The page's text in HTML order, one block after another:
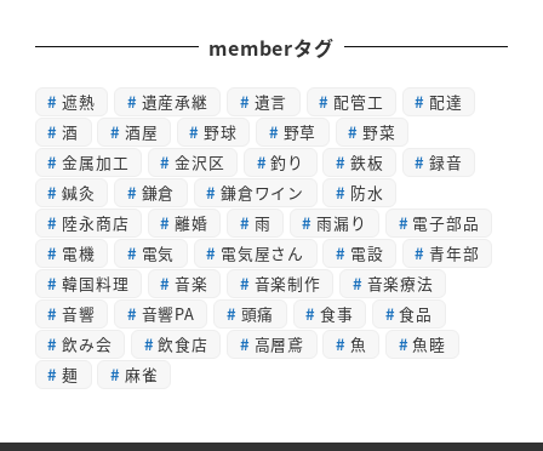
memberタグ
遮熱 遺産承継 遺言 配管工
配達
酒
酒屋 野球 野草
野菜
金属加工
金沢区 釣り 鉄板
録音
鍼灸
鎌倉 鎌倉ワイン
防水
陸永商店
離婚 雨 雨漏り
電子部品
電機
電気 電気屋さん 電設
青年部
韓国料理
音楽 音楽制作
音楽療法
音響
音響PA 頭痛 食事
食品
飲み会
飲食店 高層鳶 魚
魚睦
麺
麻雀